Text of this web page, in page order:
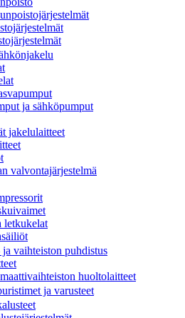
ja sähköpumput
jakelulaitteet
valvontajärjestelmä
letkukelat
vaihteiston puhdistus
huoltolaitteet
ja varusteet